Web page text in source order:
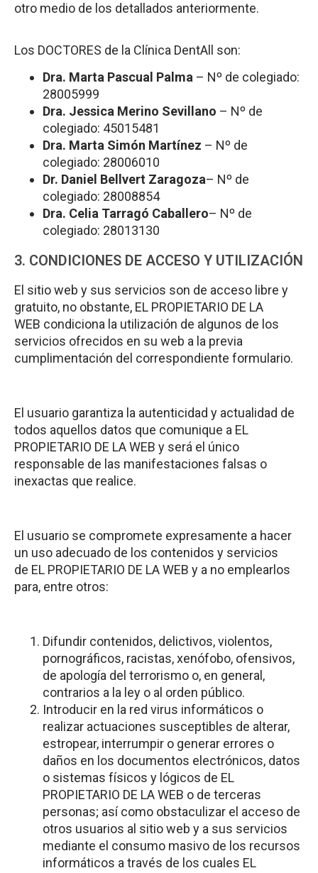
otro medio de los detallados anteriormente.
Los DOCTORES de la Clínica DentAll son:
Dra. Marta Pascual Palma – Nº de colegiado:
28005999
Dra. Jessica Merino Sevillano – Nº de
colegiado: 45015481
Dra. Marta Simón Martínez – Nº de
colegiado: 28006010
Dr. Daniel Bellvert Zaragoza– Nº de
colegiado: 28008854
Dra. Celia Tarragó Caballero– Nº de
colegiado: 28013130
3. CONDICIONES DE ACCESO Y UTILIZACIÓN
El sitio web y sus servicios son de acceso libre y
gratuito, no obstante, EL PROPIETARIO DE LA
WEB condiciona la utilización de algunos de los
servicios ofrecidos en su web a la previa
cumplimentación del correspondiente formulario.
El usuario garantiza la autenticidad y actualidad de
todos aquellos datos que comunique a EL
PROPIETARIO DE LA WEB y será el único
responsable de las manifestaciones falsas o
inexactas que realice.
El usuario se compromete expresamente a hacer
un uso adecuado de los contenidos y servicios
de EL PROPIETARIO DE LA WEB y a no emplearlos
para, entre otros:
Difundir contenidos, delictivos, violentos,
pornográficos, racistas, xenófobo, ofensivos,
de apología del terrorismo o, en general,
contrarios a la ley o al orden público.
Introducir en la red virus informáticos o
realizar actuaciones susceptibles de alterar,
estropear, interrumpir o generar errores o
daños en los documentos electrónicos, datos
o sistemas físicos y lógicos de EL
PROPIETARIO DE LA WEB o de terceras
personas; así como obstaculizar el acceso de
otros usuarios al sitio web y a sus servicios
mediante el consumo masivo de los recursos
informáticos a través de los cuales EL